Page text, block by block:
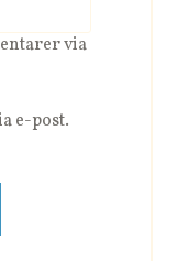
via
e-post.